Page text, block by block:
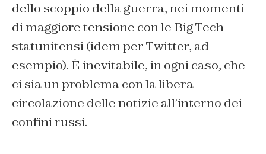
dello scoppio della guerra, nei momenti
di maggiore tensione con le Big Tech
statunitensi (idem per Twitter, ad
esempio). È inevitabile, in ogni caso, che
ci sia un problema con la libera
circolazione delle notizie all’interno dei
confini russi.